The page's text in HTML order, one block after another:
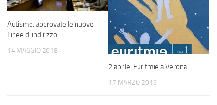
Autismo: approvate le nuove
Linee di indirizzo
14 MAGGIO 2018
2 aprile: Euritmie a Verona
17 MARZO 2016